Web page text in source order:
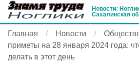
Новости:
Сахалинская
Главная Новости
приметы на 28 января 2024 года:
делать в этот день